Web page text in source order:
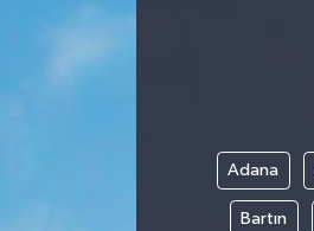
Adana
Bartın